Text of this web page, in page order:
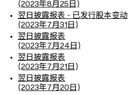
(2023年8月25日)
翌日披露报表 - 已发行股本变动
(2023年7月31日)
翌日披露报表
(2023年7月24日)
翌日披露报表
(2023年7月21日)
翌日披露报表
(2023年7月20日)